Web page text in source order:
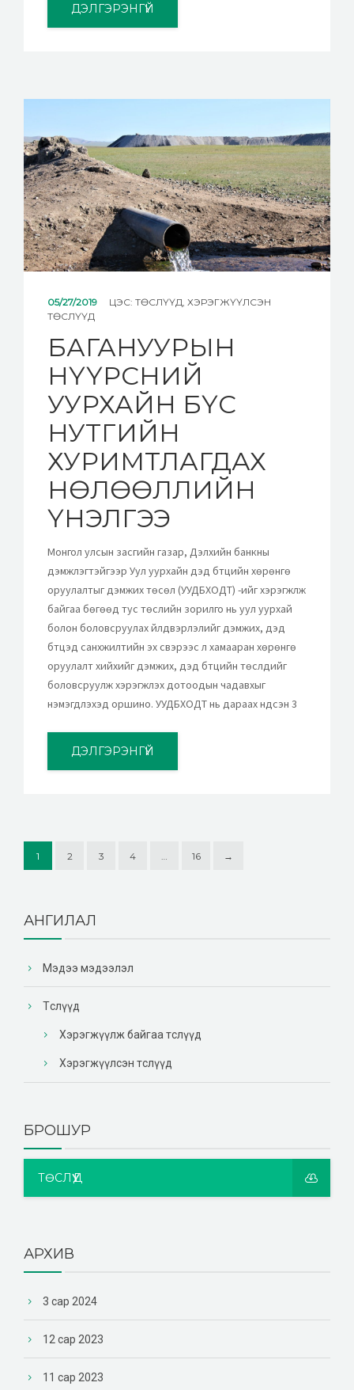
ДЭЛГЭРЭНГҮЙ
05/27/2019 ЦЭС: ТӨСЛҮҮД ХЭРЭГЖҮҮЛСЭН
ТӨСЛҮҮД
БАГАНУУРЫН
НҮҮРСНИЙ
УУРХАЙН БҮС
НУТГИЙН
ХУРИМТЛАГДАХ
НӨЛӨӨЛЛИЙН
ҮНЭЛГЭЭ
Монгол улсын засгийн газар, Дэлхийн банкны
дэмжлэгтэйгээр Уул уурхайн дэд бүтцийн хөрөнгө
оруулалтыг дэмжих төсөл (УУДБХОДТ) -ийг хэрэгжүүлж
байгаа бөгөөд тус төслийн зорилго нь уул уурхай
болон боловсруулах үйлдвэрлэлийг дэмжих, дэд
бүтцэд санхүүжилтийн эх үүсвэрээс үл хамааран хөрөнгө
оруулалт хийхийг дэмжих, дэд бүтцийн төслүүдийг
боловсруулж хэрэгжүүлэх дотоодын чадавхыг
нэмэгдүүлэхэд оршино. УУДБХОДТ нь дараах үндсэн 3
ДЭЛГЭРЭНГҮЙ
1 2 3 4 16 →
АНГИЛАЛ
Мэдээ мэдээлэл
Төслүүд
Хэрэгжүүлж байгаа төслүүд
Хэрэгжүүлсэн төслүүд
БРОШУР
ТӨСЛҮҮД
АРХИВ
3 сар 2024
12 сар 2023
11 сар 2023